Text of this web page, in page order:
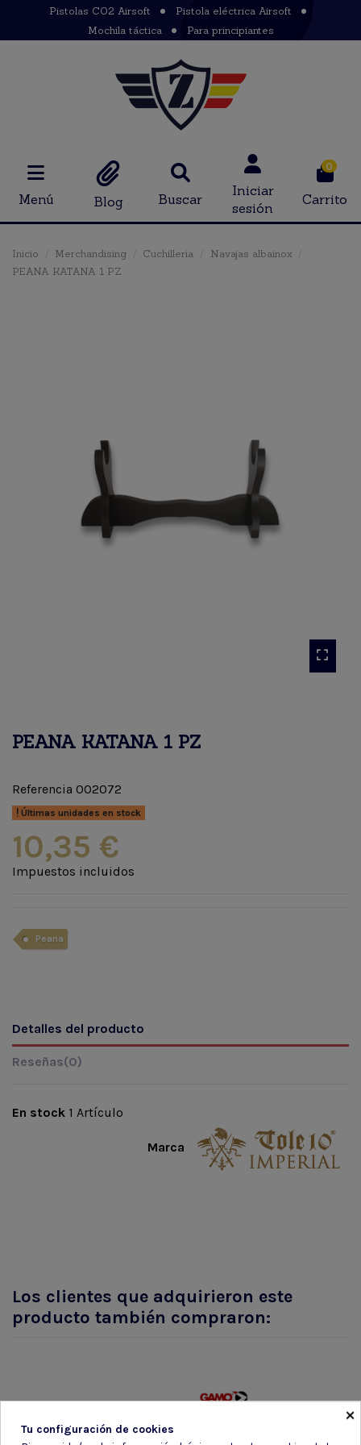
Pistolas CO2 Airsoft
Pistola eléctrica Airsoft
Mochila táctica
Para principiantes
Menú Blog Buscar
Iniciar
sesión
0
Carrito
Inicio Merchandising Cuchilleria
Navajas albainox
PEANA KATANA 1 PZ
PEANA KATANA 1 PZ
Referencia 002072
Últimas unidades en stock
10,35 €
Impuestos incluidos
Peana
Detalles del producto
Reseñas(0)
Marca
En stock 1 Artículo
Los clientes que adquirieron este
producto también compraron:
×
Tu configuración de cookies